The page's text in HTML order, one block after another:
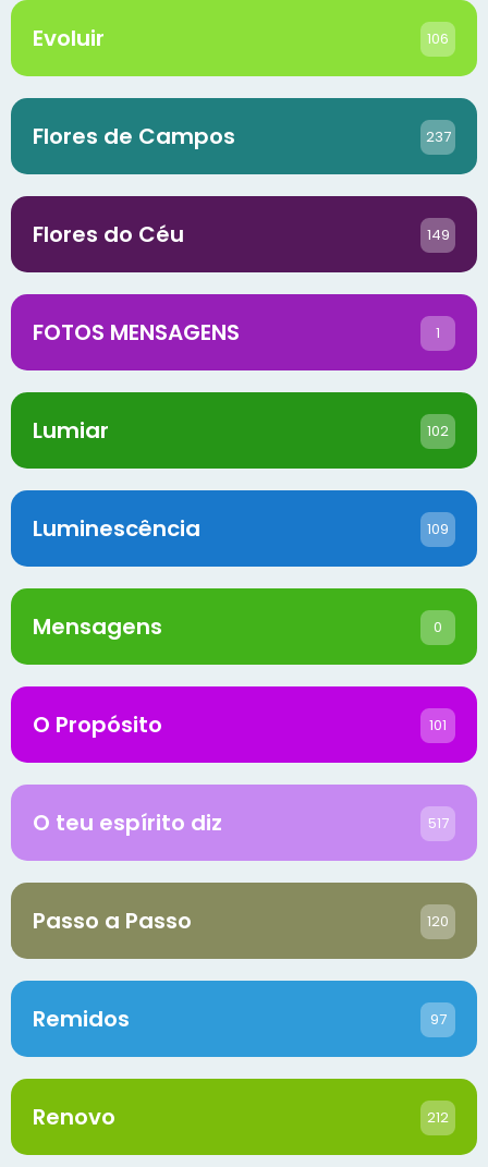
Evoluir 106
Flores de Campos 237
Flores do Céu 149
FOTOS MENSAGENS 1
Lumiar 102
Luminescência 109
Mensagens 0
O Propósito 101
O teu espírito diz 517
Passo a Passo 120
Remidos 97
Renovo 212